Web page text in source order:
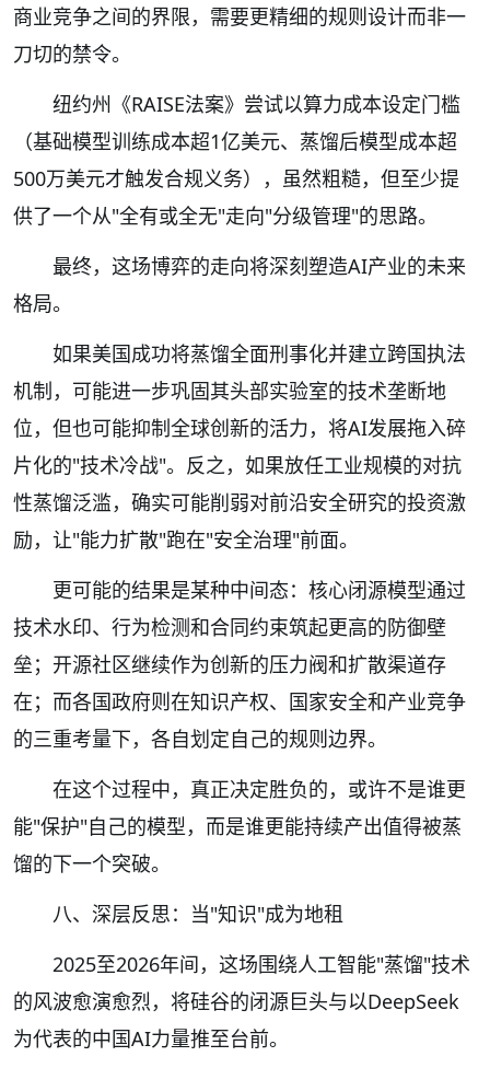
商业竞争之间的界限，需要更精细的规则设计而非一
刀切的禁令。
纽约州《RAISE法案》尝试以算力成本设定门槛
（基础模型训练成本超1亿美元、蒸馏后模型成本超
500万美元才触发合规义务），虽然粗糙，但至少提
供了一个从"全有或全无"走向"分级管理"的思路。
最终，这场博弈的走向将深刻塑造AI产业的未来
格局。
如果美国成功将蒸馏全面刑事化并建立跨国执法
机制，可能进一步巩固其头部实验室的技术垄断地
位，但也可能抑制全球创新的活力，将AI发展拖入碎
片化的"技术冷战"。反之，如果放任工业规模的对抗
性蒸馏泛滥，确实可能削弱对前沿安全研究的投资激
励，让"能力扩散"跑在"安全治理"前面。
更可能的结果是某种中间态：核心闭源模型通过
技术水印、行为检测和合同约束筑起更高的防御壁
垒；开源社区继续作为创新的压力阀和扩散渠道存
在；而各国政府则在知识产权、国家安全和产业竞争
的三重考量下，各自划定自己的规则边界。
在这个过程中，真正决定胜负的，或许不是谁更
能"保护"自己的模型，而是谁更能持续产出值得被蒸
馏的下一个突破。
八、深层反思：当"知识"成为地租
2025至2026年间，这场围绕人工智能"蒸馏"技术
的风波愈演愈烈，将硅谷的闭源巨头与以DeepSeek
为代表的中国AI力量推至台前。